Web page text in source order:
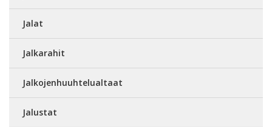
Jalat
Jalkarahit
Jalkojenhuuhtelualtaat
Jalustat